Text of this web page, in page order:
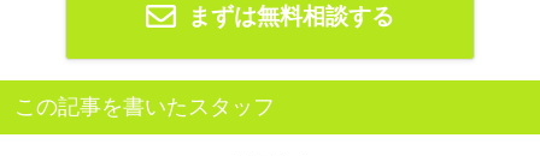
まずは無料相談する
この記事を書いたスタッフ